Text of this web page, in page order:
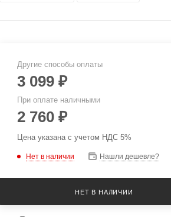
Другие способы оплаты
3 099 ₽
При оплате наличными
2 760 ₽
Цена указана с учетом НДС 5%
Нет в наличии Нашли дешевле?
НЕТ В НАЛИЧИИ